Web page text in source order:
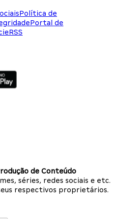
Política de
Portal de
RSS
de Conteúdo
séries, redes sociais e etc.
respectivos proprietários.